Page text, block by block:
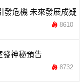
發危機 未來發展成疑
8610
發神秘預告
8732